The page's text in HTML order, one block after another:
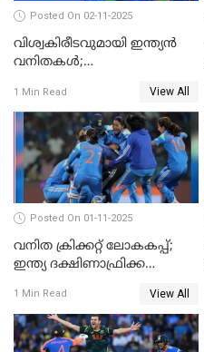
Posted On 02-11-2025
വിശ്വകിരീടവുമായി ഇന്ത്യൻ
വനിതകൾ;
ഇന്ത്യയ്ക്ക് വനിതാ ക്രിക്കറ്റ്
ലോകകപ്പ്
1 Min Read View All
Posted On 01-11-2025
വനിത ക്രിക്കറ്റ് ലോകകപ്പ്;
ഇന്ത്യ ദക്ഷിണാഫ്രിക്ക
1 Min Read View All